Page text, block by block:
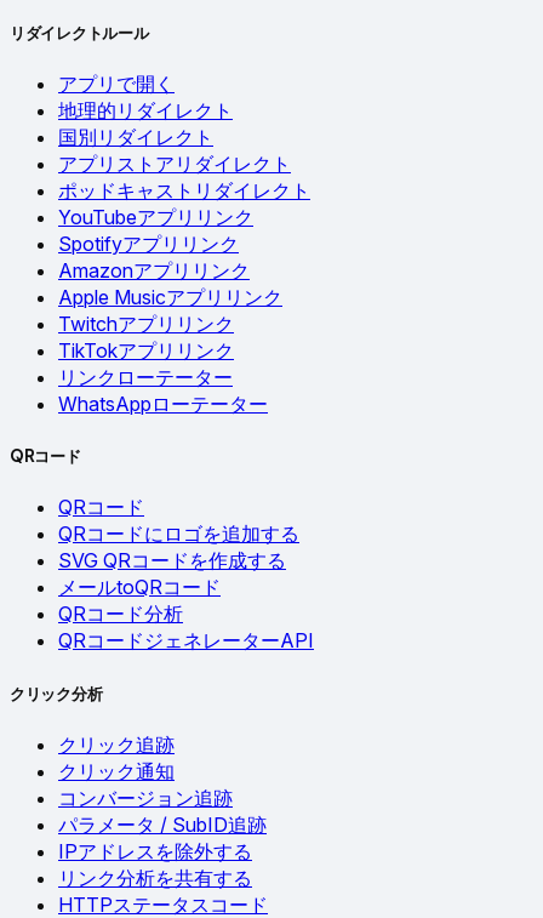
リダイレクトルール
アプリで開く
地理的リダイレクト
国別リダイレクト
アプリストアリダイレクト
ポッドキャストリダイレクト
YouTubeアプリリンク
Spotifyアプリリンク
Amazonアプリリンク
Apple Musicアプリリンク
Twitchアプリリンク
TikTokアプリリンク
リンクローテーター
WhatsAppローテーター
QRコード
QRコード
QRコードにロゴを追加する
SVG QRコードを作成する
メールtoQRコード
QRコード分析
QRコードジェネレーターAPI
クリック分析
クリック追跡
クリック通知
コンバージョン追跡
パラメータ / SubID追跡
IPアドレスを除外する
リンク分析を共有する
HTTPステータスコード